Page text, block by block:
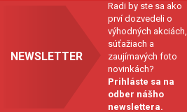
NEWSLETTER
Radi by ste sa ako
prví dozvedeli o
výhodných akciách,
súťažiach a
zaujímavých foto
novinkách?
Prihláste sa na
odber nášho
newslettera.